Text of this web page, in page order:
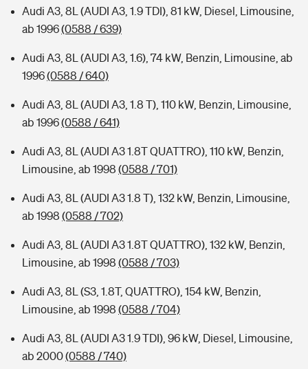
Kinderunfall-Check: Mehr Sicherheit für deine Kids
Typklassen: So ist Ihr Auto eingestuft
Sie haben Fragen?
Audi A3, 8L (AUDI A3, 1.9 TDI), 81 kW, Diesel, Limousine,
ab 1996(0588 / 639)
Audi A3, 8L (AUDI A3, 1.6), 74 kW, Benzin, Limousine, ab
1996(0588 / 640)
Audi A3, 8L (AUDI A3, 1.8 T), 110 kW, Benzin, Limousine,
ab 1996(0588 / 641)
Audi A3, 8L (AUDI A3 1.8T QUATTRO), 110 kW, Benzin,
Limousine, ab 1998 (0588 / 701)
Audi A3, 8L (AUDI A3 1.8 T), 132 kW, Benzin, Limousine,
ab 1998 (0588 / 702)
Audi A3, 8L (AUDI A3 1.8T QUATTRO), 132 kW, Benzin,
Limousine, ab 1998 (0588 / 703)
Audi A3, 8L (S3, 1.8T, QUATTRO), 154 kW, Benzin,
Limousine, ab 1998 (0588 / 704)
Audi A3, 8L (AUDI A3 1.9 TDI), 96 kW, Diesel, Limousine,
ab 2000(0588 / 740)